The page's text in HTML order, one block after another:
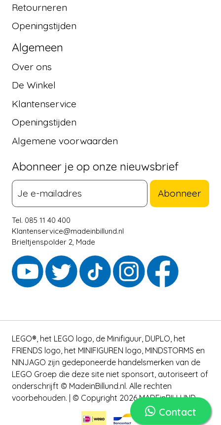
Contact
Retourneren
Openingstijden
Algemeen
Over ons
De Winkel
Klantenservice
Openingstijden
Algemene voorwaarden
Abonneer je op onze nieuwsbrief
Abonneer
Tel. 085 11 40 400
Klantenservice@madeinbillund.nl
Brieltjenspolder 2, Made
LEGO®, het LEGO logo, de Minifiguur, DUPLO, het
FRIENDS logo, het MINIFIGUREN logo, MINDSTORMS en
NINJAGO zijn gedeponeerde handelsmerken van de
LEGO Groep die deze site niet sponsort, autoriseert of
onderschrijft © MadeinBillund.nl. Alle rechten
voorbehouden. | © Copyright 2026 MADEinBILLUND